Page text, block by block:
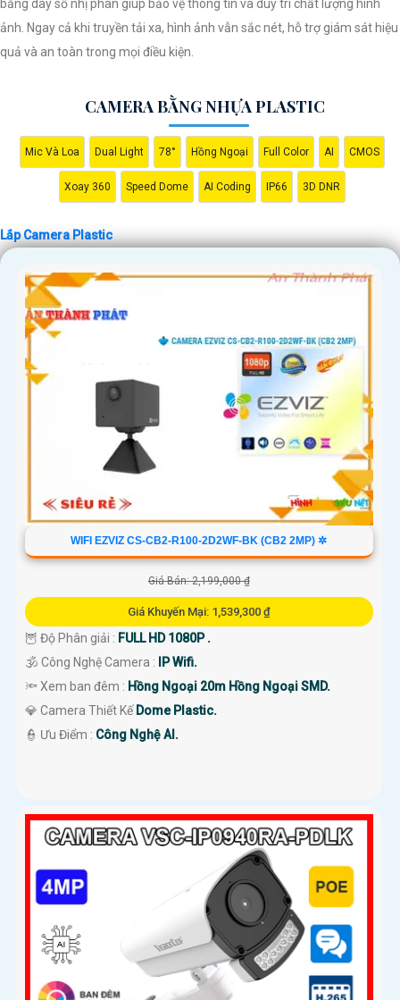
chọn giải pháp an ninh tốt nhất cho gia đình, cửa hàng hoặc doanh
nghiệp của mình. Hãy để chúng tôi giúp bạn bảo vệ mọi khoảnh khắc
quan trọng."
bằng dãy số nhị phân giúp bảo vệ thông tin và duy trì chất lượng hình
ảnh. Ngay cả khi truyền tải xa, hình ảnh vẫn sắc nét, hỗ trợ giám sát hiệu
quả và an toàn trong mọi điều kiện.
CAMERA BẰNG NHỰA PLASTIC
Mic Và Loa Dual Light 78° Hồng Ngoại Full Color AI CMOS
Xoay 360 Speed Dome AI Coding IP66 3D DNR
Lắp Camera Plastic
WIFI EZVIZ CS-CB2-R100-2D2WF-BK (CB2 2MP) ✲
Giá Bán: 2,199,000 ₫
Giá Khuyến Mại: 1,539,300 ₫
🦉 Độ Phân giải : FULL HD 1080P .
🕉️ Công Nghệ Camera :
IP Wifi.
🔦 Xem ban đêm : Hồng Ngoại 20m Hồng Ngoại SMD.
💎 Camera Thiết Kế Dome Plastic.
️👮 Ưu Điểm : Công Nghệ AI.